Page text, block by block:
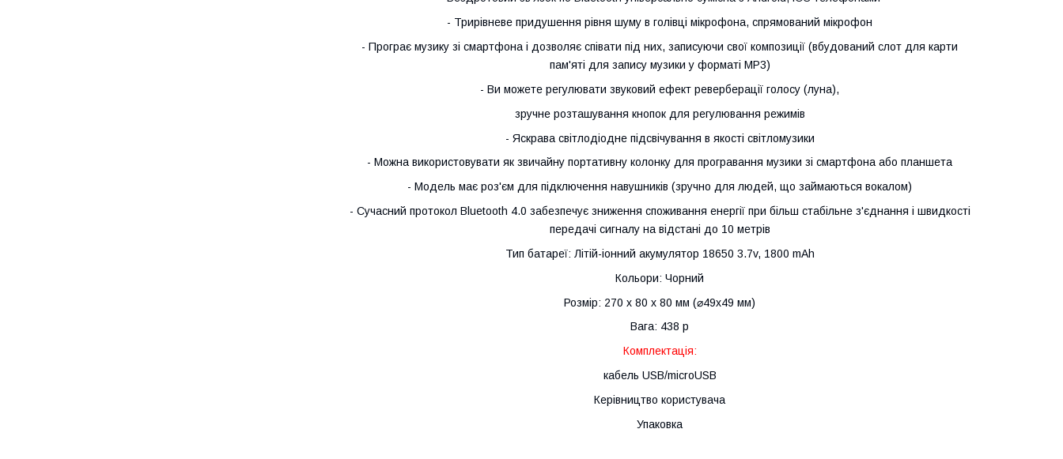
- Трирівневе придушення рівня шуму в голівці мікрофона, спрямований мікрофон
- Програє музику зі смартфона і дозволяє співати під них, записуючи свої композиції (вбудований слот для карти
пам'яті для запису музики у форматі MP3)
- Ви можете регулювати звуковий ефект реверберації голосу (луна),
зручне розташування кнопок для регулювання режимів
- Яскрава світлодіодне підсвічування в якості світломузики
- Можна використовувати як звичайну портативну колонку для програвання музики зі смартфона або планшета
- Модель має роз'єм для підключення навушників (зручно для людей, що займаються вокалом)
- Сучасний протокол Bluetooth 4.0 забезпечує зниження споживання енергії при більш стабільне з'єднання і швидкості
передачі сигналу на відстані до 10 метрів
Тип батареї: Літій-іонний акумулятор 18650 3.7v, 1800 mAh
Кольори: Чорний
Розмір: 270 х 80 х 80 мм (⌀49x49 мм)
Вага: 438 р
Комплектація:
кабель USB/microUSB
Керівництво користувача
Упаковка